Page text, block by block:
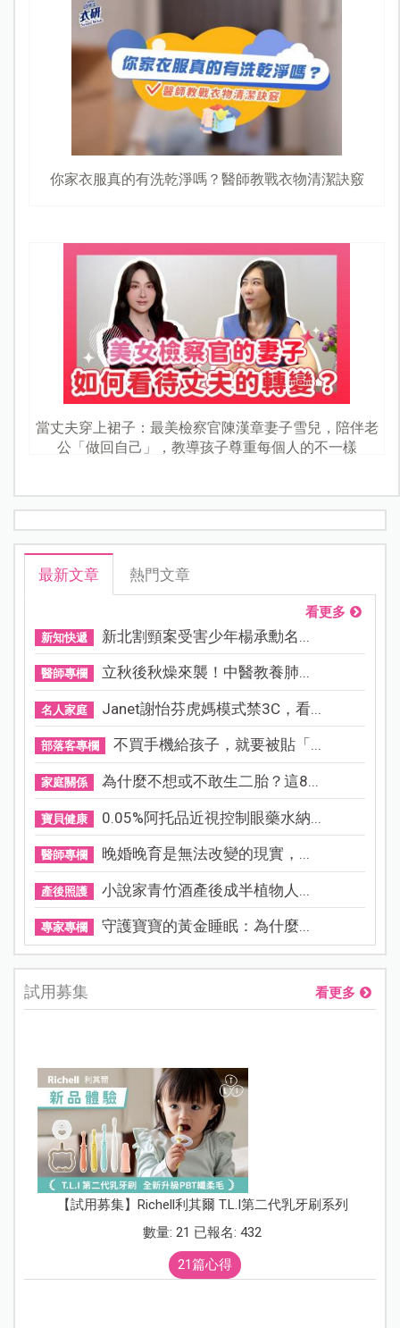
你家衣服真的有洗乾淨嗎？醫師教戰衣物清潔訣竅
當丈夫穿上裙子：最美檢察官陳漢章妻子雪兒，陪伴老
公「做回自己」，教導孩子尊重每個人的不一樣
最新文章 熱門文章
看更多
新知快遞 新北割頸案受害少年楊承勳名...
醫師專欄 立秋後秋燥來襲！中醫教養肺...
名人家庭 Janet謝怡芬虎媽模式禁3C，看...
部落客專欄 不買手機給孩子，就要被貼「...
家庭關係 為什麼不想或不敢生二胎？這8...
寶貝健康 0.05%阿托品近視控制眼藥水納...
醫師專欄 晚婚晚育是無法改變的現實，...
產後照護 小說家青竹酒產後成半植物人...
專家專欄 守護寶寶的黃金睡眠：為什麼...
試用募集 看更多
【試用募集】Richell利其爾 T.L.I第二代乳牙刷系列
數量: 21 已報名: 432
21篇心得